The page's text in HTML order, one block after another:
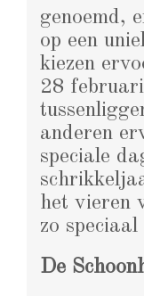
genoemd,
op een
kiezen
28
anderen
speciale
het vieren
zo
De